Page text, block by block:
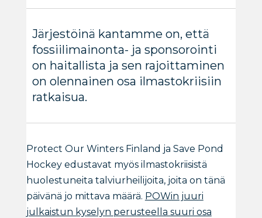
Järjestöinä kantamme on, että
fossiilimainonta- ja sponsorointi
on haitallista ja sen rajoittaminen
on olennainen osa ilmastokriisiin
ratkaisua.
Protect Our Winters Finland ja Save Pond
Hockey edustavat myös ilmastokriisistä
huolestuneita talviurheilijoita, joita on tänä
päivänä jo mittava määrä. POWin juuri
julkaistun kyselyn perusteella suuri osa